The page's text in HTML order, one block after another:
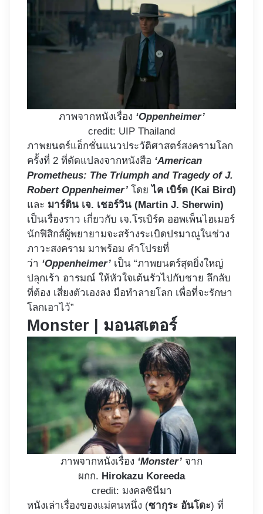
ภาพจากหนังเรื่อง ‘Oppenheimer’
credit: UIP Thailand
ภาพยนตร์แอ็กชั่นแนวประวัติศาสตร์สงครามโลก
ครั้งที่ 2 ที่ดัดแปลงจากหนังสือ ‘American
Prometheus: The Triumph and Tragedy of J.
Robert Oppenheimer’ โดย ไค เบิร์ด (Kai Bird)
และ มาร์ติน เจ. เชอร์วิน (Martin J. Sherwin)
เป็นเรื่องราว เกี่ยวกับ เจ.โรเบิร์ต ออพเพ็นไฮเมอร์
นักฟิสิกส์ผู้พยายามจะสร้างระเบิดปรมาณูในช่วง
ภาวะสงคราม มาพร้อม คำโปรยที่
ว่า ‘Oppenheimer’ เป็น “ภาพยนตร์สุดยิ่งใหญ่
ปลุกเร้า อารมณ์ ให้หัวใจเต้นรัวไปกับชาย ลึกลับ
ที่ต้อง เสี่ยงตัวเองลง มือทำลายโลก เพื่อที่จะรักษา
โลกเอาไว้”
Monster | มอนสเตอร์
ภาพจากหนังเรื่อง ‘Monster’ จาก
ผกก. Hirokazu Koreeda
credit: มงคลซินีมา
หนังเล่าเรื่องของแม่คนหนึ่ง (ซากุระ อันโดะ) ที่